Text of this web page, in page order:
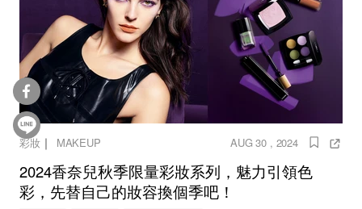
彩妝｜ MAKEUP AUG 30 , 2024
2024香奈兒秋季限量彩妝系列，魅力引領色
彩，先替自己的妝容換個季吧！